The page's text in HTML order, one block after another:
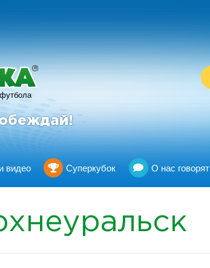
R
видео Суперкубок О нас говорят